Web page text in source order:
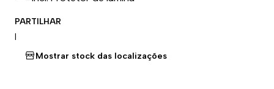
PARTILHAR
|
Mostrar stock das localizações